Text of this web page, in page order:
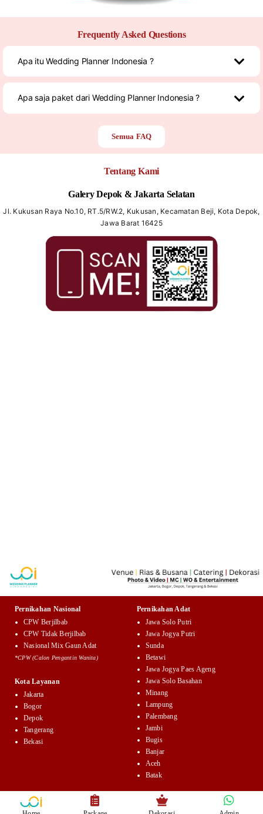
Frequently Asked Questions
Apa itu Wedding Planner Indonesia ?
Apa saja paket dari Wedding Planner Indonesia ?
Semua FAQ
Tentang Kami
Galery Depok & Jakarta Selatan
Jl. Kukusan Raya No.10, RT.5/RW.2, Kukusan, Kecamatan Beji, Kota Depok,
Jawa Barat 16425
Pernikahan Nasional
CPW Berjilbab
CPW Tidak Berjilbab
Nasional Mix Gaun Adat
*CPW (Calon Pengantin Wanita)
Kota Layanan
Jakarta
Bogor
Depok
Tangerang
Bekasi
Pernikahan Adat
Jawa Solo Putri
Jawa Jogya Putri
Sunda
Betawi
Jawa Jogya Paes Ageng
Jawa Solo Basahan
Minang
Lampung
Palembang
Jambi
Bugis
Banjar
Aceh
Batak